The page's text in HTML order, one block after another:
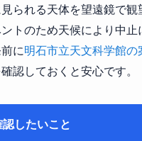
られる天体を望遠鏡で
トのため天候により中止
に明石市立天文科学館の
認しておくと安心です。
したいこと